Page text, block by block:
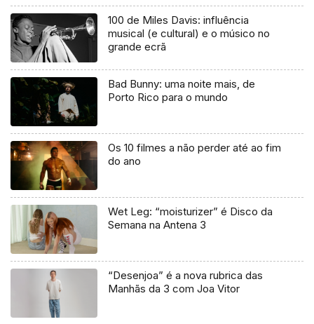
100 de Miles Davis: influência
musical (e cultural) e o músico no
grande ecrã
Bad Bunny: uma noite mais, de
Porto Rico para o mundo
Os 10 filmes a não perder até ao fim
do ano
Wet Leg: “moisturizer” é Disco da
Semana na Antena 3
“Desenjoa” é a nova rubrica das
Manhãs da 3 com Joa Vitor